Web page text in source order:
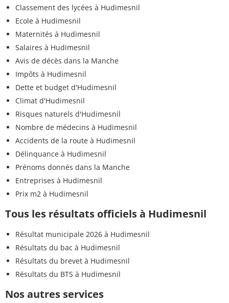
Classement des lycées à Hudimesnil
Ecole à Hudimesnil
Maternités à Hudimesnil
Salaires à Hudimesnil
Avis de décès dans la Manche
Impôts à Hudimesnil
Dette et budget d'Hudimesnil
Climat d'Hudimesnil
Risques naturels d'Hudimesnil
Nombre de médecins à Hudimesnil
Accidents de la route à Hudimesnil
Délinquance à Hudimesnil
Prénoms donnés dans la Manche
Entreprises à Hudimesnil
Prix m2 à Hudimesnil
Tous les résultats officiels à Hudimesnil
Résultat municipale 2026 à Hudimesnil
Résultats du bac à Hudimesnil
Résultats du brevet à Hudimesnil
Résultats du BTS à Hudimesnil
Nos autres services